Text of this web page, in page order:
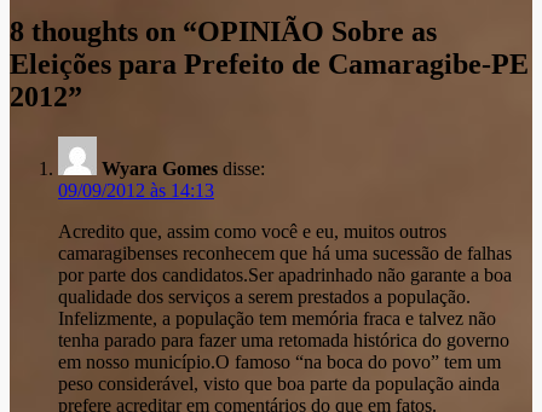
post
8 thoughts on “OPINIÃO Sobre as
Eleições para Prefeito de Camaragibe-PE
2012”
Wyara Gomes disse:
09/09/2012 às 14:13
Acredito que, assim como você e eu, muitos outros
camaragibenses reconhecem que há uma sucessão de falhas
por parte dos candidatos.Ser apadrinhado não garante a boa
qualidade dos serviços a serem prestados a população.
Infelizmente, a população tem memória fraca e talvez não
tenha parado para fazer uma retomada histórica do governo
em nosso município.O famoso “na boca do povo” tem um
peso considerável, visto que boa parte da população ainda
prefere acreditar em comentários do que em fatos.